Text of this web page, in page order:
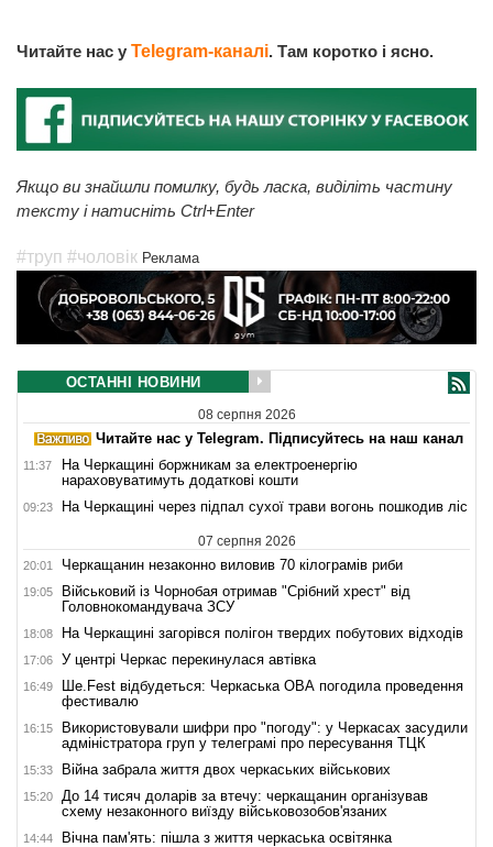
Читайте нас у Telegram-каналі. Там коротко і ясно.
Якщо ви знайшли помилку, будь ласка, виділіть частину
тексту і натисніть Ctrl+Enter
#труп #чоловік Реклама
ОСТАННІ НОВИНИ
08 серпня 2026
Читайте нас у Telegram. Підписуйтесь на наш канал
11:37
На Черкащині боржникам за електроенергію
нараховуватимуть додаткові кошти
09:23 На Черкащині через підпал сухої трави вогонь пошкодив ліс
07 серпня 2026
20:01 Черкащанин незаконно виловив 70 кілограмів риби
19:05
Військовий із Чорнобая отримав "Срібний хрест" від
Головнокомандувача ЗСУ
18:08 На Черкащині загорівся полігон твердих побутових відходів
17:06 У центрі Черкас перекинулася автівка
16:49
Ше.Fest відбудеться: Черкаська ОВА погодила проведення
фестивалю
16:15
Використовували шифри про "погоду": у Черкасах засудили
адміністратора груп у телеграмі про пересування ТЦК
15:33 Війна забрала життя двох черкаських військових
15:20
До 14 тисяч доларів за втечу: черкащанин організував
схему незаконного виїзду військовозобов'язаних
14:44 Вічна пам'ять: пішла з життя черкаська освітянка